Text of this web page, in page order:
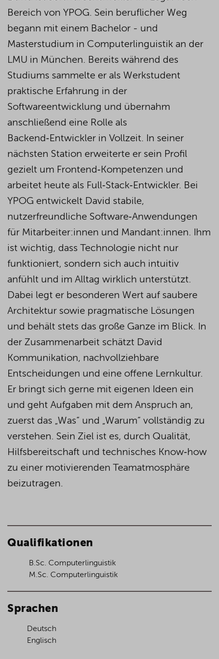
Bereich von YPOG. Sein beruflicher Weg
begann mit einem Bachelor - und
Masterstudium in Computerlinguistik an der
LMU in München. Bereits während des
Studiums sammelte er als Werkstudent
praktische Erfahrung in der
Softwareentwicklung und übernahm
anschließend eine Rolle als
Backend‑Entwickler in Vollzeit. In seiner
nächsten Station erweiterte er sein Profil
gezielt um Frontend‑Kompetenzen und
arbeitet heute als Full‑Stack‑Entwickler. Bei
YPOG entwickelt David stabile,
nutzerfreundliche Software‑Anwendungen
für Mitarbeiter:innen und Mandant:innen. Ihm
ist wichtig, dass Technologie nicht nur
funktioniert, sondern sich auch intuitiv
anfühlt und im Alltag wirklich unterstützt.
Dabei legt er besonderen Wert auf saubere
Architektur sowie pragmatische Lösungen
und behält stets das große Ganze im Blick. In
der Zusammenarbeit schätzt David
Kommunikation, nachvollziehbare
Entscheidungen und eine offene Lernkultur.
Er bringt sich gerne mit eigenen Ideen ein
und geht Aufgaben mit dem Anspruch an,
zuerst das „Was“ und „Warum“ vollständig zu
verstehen. Sein Ziel ist es, durch Qualität,
Hilfsbereitschaft und technisches Know‑how
zu einer motivierenden Teamatmosphäre
beizutragen.
Qualifikationen
B.Sc. Computerlinguistik
M.Sc. Computerlinguistik
Sprachen
Deutsch
Englisch